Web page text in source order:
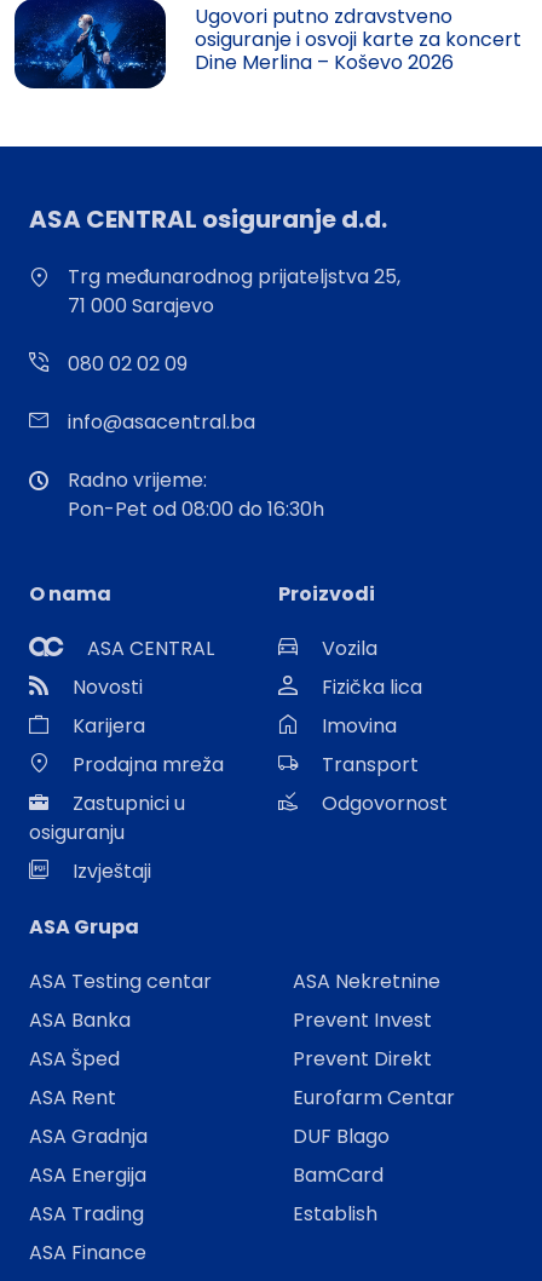
Ugovori putno zdravstveno
osiguranje i osvoji karte za koncert
Dine Merlina – Koševo 2026
ASA CENTRAL osiguranje d.d.
Trg međunarodnog prijateljstva 25,
71 000 Sarajevo
080 02 02 09
info@asacentral.ba
Radno vrijeme:
Pon-Pet od 08:00 do 16:30h
O nama
ASA CENTRAL
Novosti
Karijera
Prodajna mreža
Zastupnici u
osiguranju
Izvještaji
Proizvodi
Vozila
Fizička lica
Imovina
Transport
Odgovornost
ASA Grupa
ASA Testing centar
ASA Banka
ASA Šped
ASA Rent
ASA Gradnja
ASA Energija
ASA Trading
ASA Finance
ASA Nekretnine
Prevent Invest
Prevent Direkt
Eurofarm Centar
DUF Blago
BamCard
Establish